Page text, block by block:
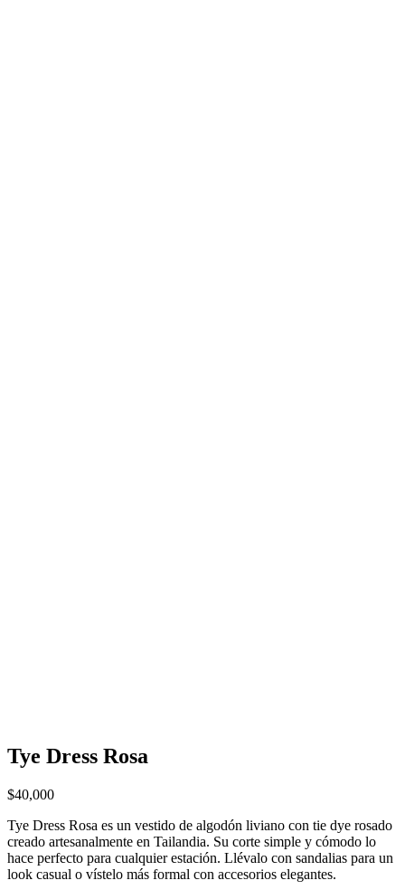
Tye Dress Rosa
$40,000
Tye Dress Rosa es un vestido de algodón liviano con tie dye rosado
creado artesanalmente en Tailandia. Su corte simple y cómodo lo
hace perfecto para cualquier estación. Llévalo con sandalias para un
look casual o vístelo más formal con accesorios elegantes.